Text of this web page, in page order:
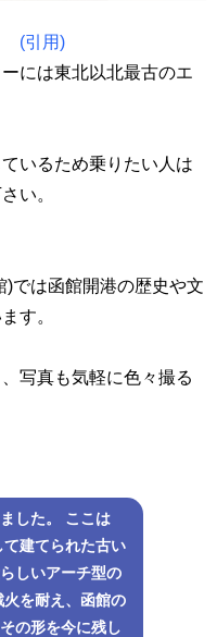
(引用)
には東北以北最古のエ
いるため乗りたい人は
い。
)では函館開港の歴史や文
す。
写真も気軽に色々撮る
した。 ここは
建てられた古い
しいアーチ型の
を耐え、函館の
の形を今に残し